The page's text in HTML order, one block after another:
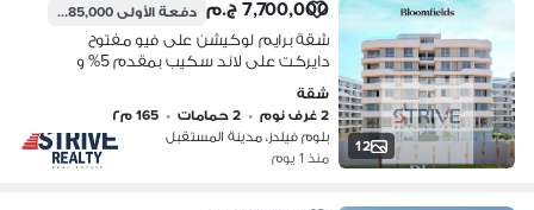
12
7,700,000 ج.م دفعة الأولى385,000 ج.م
شقة برايم لوكيشن على فيو مفتوح
دايركت على لاند سكيب بمقدم 5% و
كمبوند "بلوم فيلدز" (Bloom Fields)
شقة
2 غرف نوم
• 2 حمامات • 165 م٢
بلوم فيلدز، مدينة المستقبل
منذ 1 يوم